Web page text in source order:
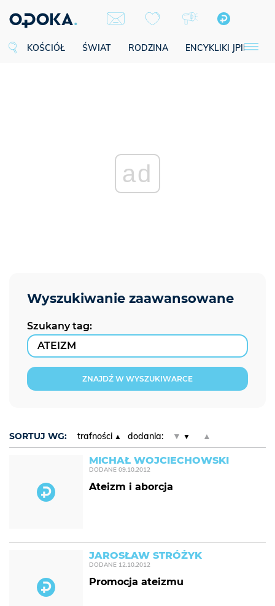
KOŚCIÓŁ ŚWIAT RODZINA ENCYKLIKI JPII
ad
Szukany tag:
ZNAJDŹ W WYSZUKIWARCE
SORTUJ WG: trafności dodania: ▼ ▲
MICHAŁ WOJCIECHOWSKI
DODANE 09.10.2012
Ateizm i aborcja
JAROSŁAW STRÓŻYK
DODANE 12.10.2012
Promocja ateizmu